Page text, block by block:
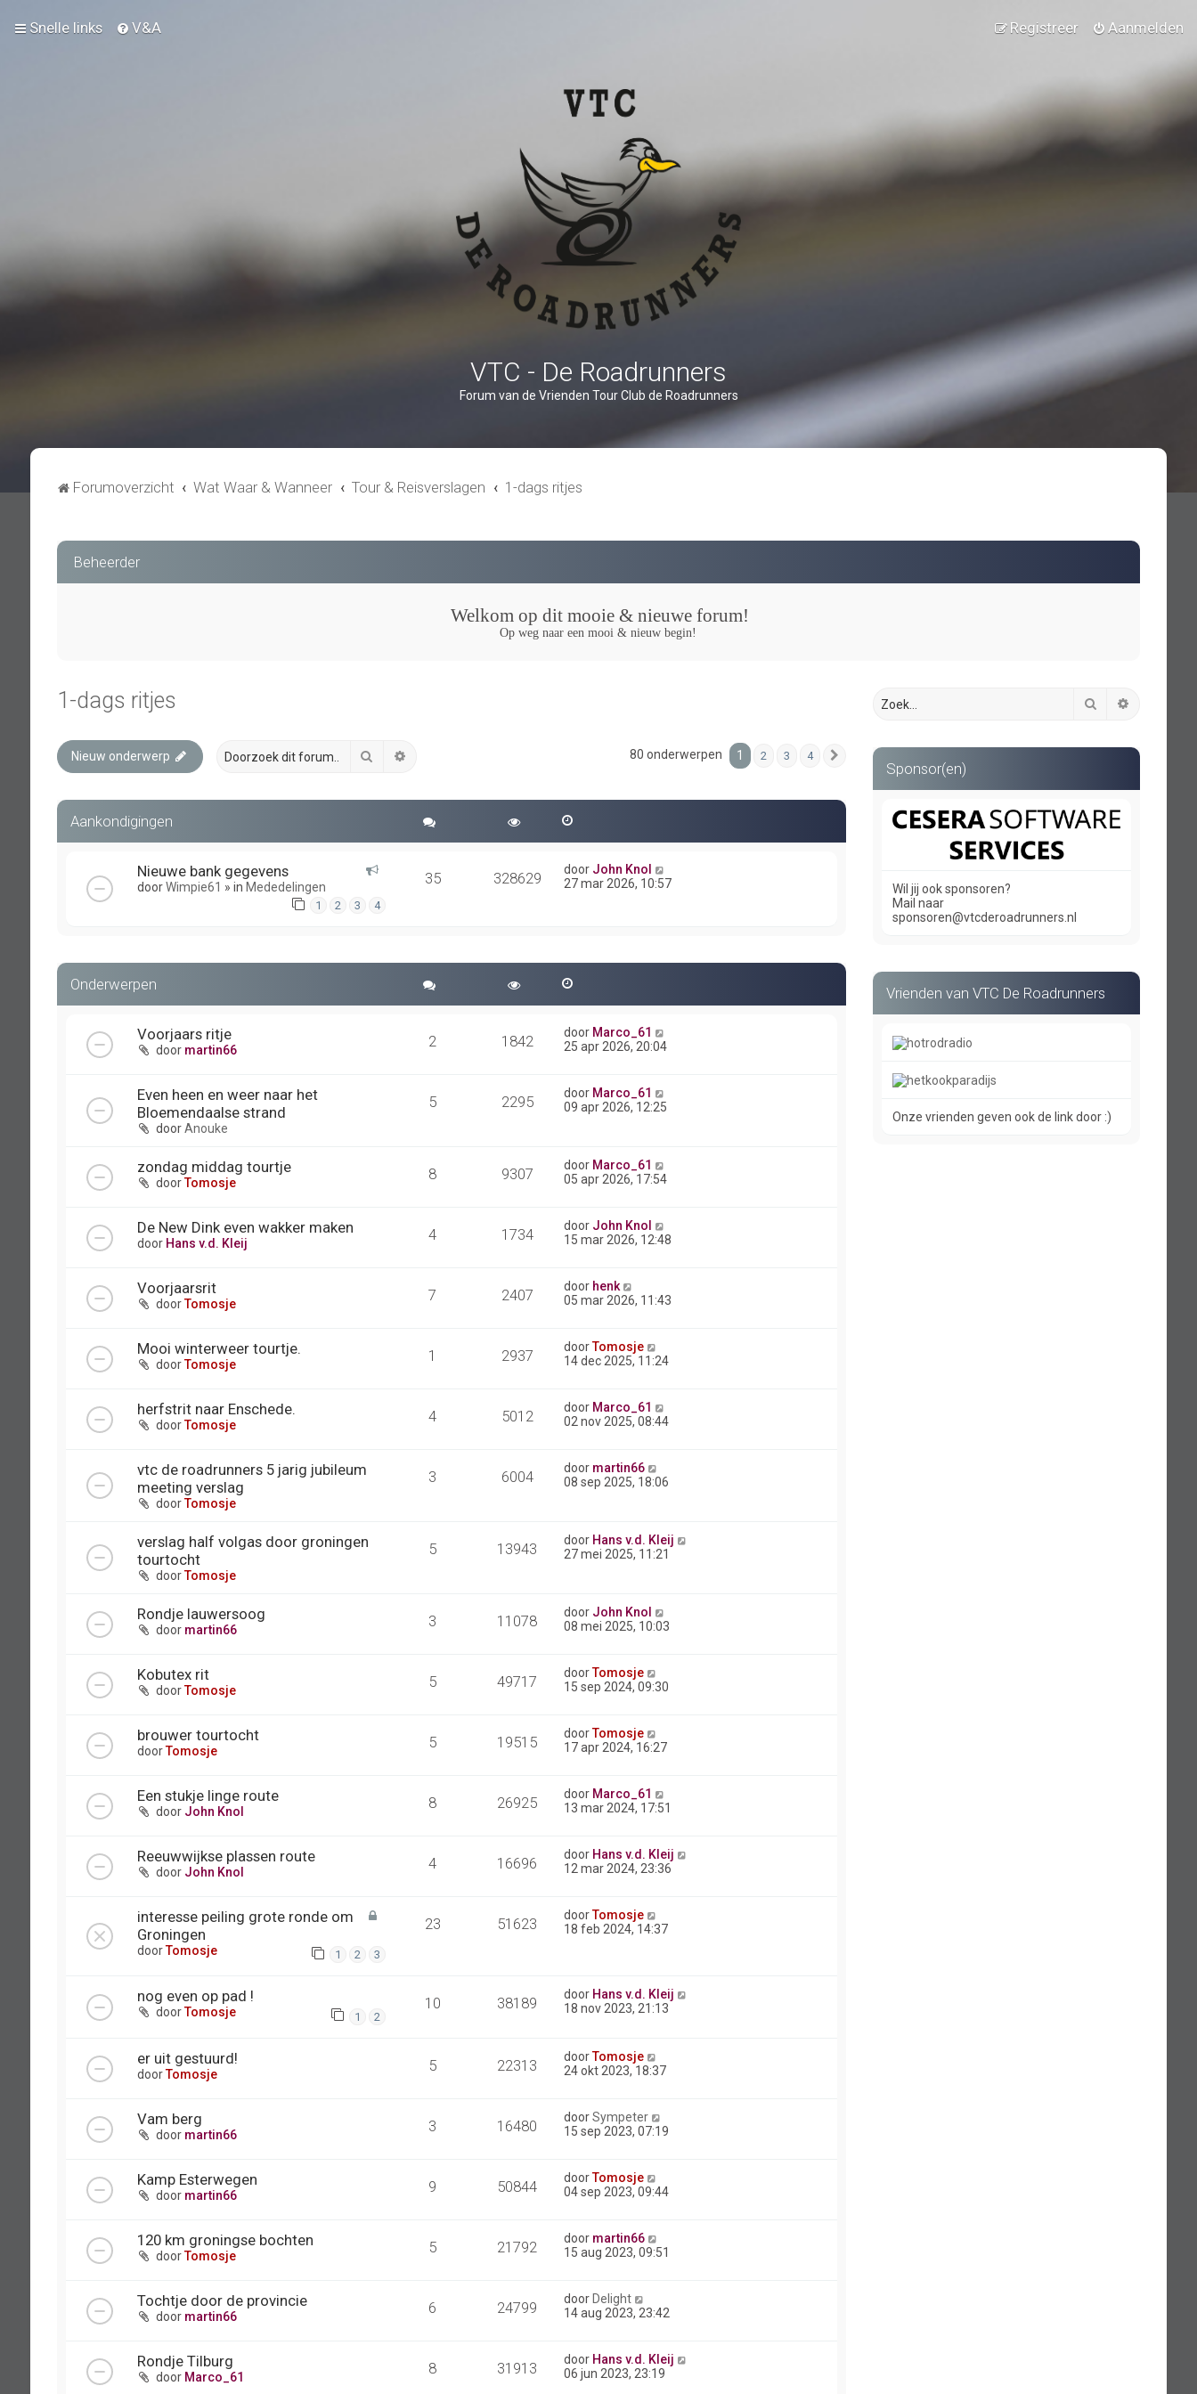
Snelle links V&A Aanmelden
Registreer
VTC - De Roadrunners
Forum van de Vrienden Tour Club de Roadrunners
Forumoverzicht Wat Waar & Wanneer Tour & Reisverslagen 1-dags ritjes
Beheerder
Welkom op dit mooie & nieuwe forum!
Op weg naar een mooi & nieuw begin!
1-dags ritjes
Nieuw onderwerp Zoek 80 onderwerpen 1 2 3 4 Volgende
Aankondigingen
Nieuwe bank gegevens
doorWimpie61 » in Mededelingen
1 2 3 4
35 328629 door John Knol
27 mar 2026, 10:57
Onderwerpen
Voorjaars ritje
door martin66 2 1842 door Marco_61
25 apr 2026, 20:04
Even heen en weer naar het
Bloemendaalse strand
doorAnouke
5 2295 door Marco_61
09 apr 2026, 12:25
zondag middag tourtje
doorTomosje 8 9307 door Marco_61
05 apr 2026, 17:54
De New Dink even wakker maken
door Hans v.d. Kleij 4 1734 door John Knol
15 mar 2026, 12:48
Voorjaarsrit
doorTomosje 7 2407 door henk
05 mar 2026, 11:43
Mooi winterweer tourtje.
doorTomosje 1 2937 doorTomosje
14 dec 2025, 11:24
herfstrit naar Enschede.
doorTomosje 4 5012 door Marco_61
02 nov 2025, 08:44
vtc de roadrunners 5 jarig jubileum
meeting verslag
doorTomosje
3 6004 door martin66
08 sep 2025, 18:06
verslag half volgas door groningen
tourtocht
doorTomosje
5 13943 door Hans v.d. Kleij
27 mei 2025, 11:21
Rondje lauwersoog
door martin66 3 11078 door John Knol
08 mei 2025, 10:03
Kobutex rit
doorTomosje 5 49717 doorTomosje
15 sep 2024, 09:30
brouwer tourtocht
doorTomosje 5 19515 doorTomosje
17 apr 2024, 16:27
Een stukje linge route
door John Knol 8 26925 door Marco_61
13 mar 2024, 17:51
Reeuwwijkse plassen route
door John Knol 4 16696 door Hans v.d. Kleij
12 mar 2024, 23:36
interesse peiling grote ronde om
Groningen
doorTomosje 1 2 3
23 51623 doorTomosje
18 feb 2024, 14:37
nog even op pad !
doorTomosje 1 2
10 38189 door Hans v.d. Kleij
18 nov 2023, 21:13
er uit gestuurd!
doorTomosje 5 22313 doorTomosje
24 okt 2023, 18:37
Vam berg
door martin66 3 16480 doorSympeter
15 sep 2023, 07:19
Kamp Esterwegen
door martin66 9 50844 doorTomosje
04 sep 2023, 09:44
120 km groningse bochten
doorTomosje 5 21792 door martin66
15 aug 2023, 09:51
Tochtje door de provincie
door martin66 6 24799 doorDelight
14 aug 2023, 23:42
Rondje Tilburg
door Marco_61 8 31913 door Hans v.d. Kleij
06 jun 2023, 23:19
Zoek
Sponsor(en)
Wil jij ook sponsoren?
Mail naar
sponsoren@vtcderoadrunners.nl
Vrienden van VTC De Roadrunners
Onze vrienden geven ook de link door :)